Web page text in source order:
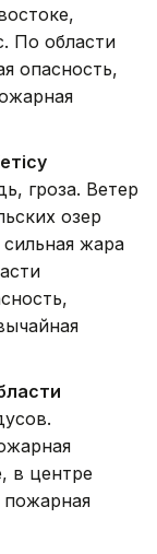
По области
опасность,
гроза. Ветер
озер
жара
в центре
пожарная